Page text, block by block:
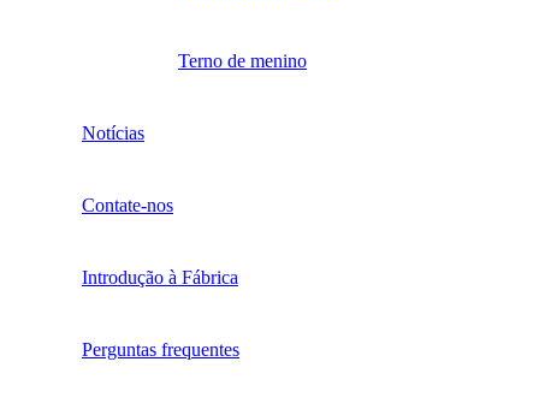
Terno de menino
Notícias
Contate-nos
Introdução à Fábrica
Perguntas frequentes